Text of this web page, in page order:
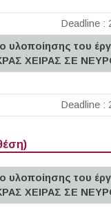
Deadline :
υλοποίησης του
ΧΕΙΡΑΣ ΣΕ
Deadline :
υλοποίησης του
ΧΕΙΡΑΣ ΣΕ